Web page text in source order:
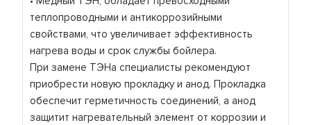
теплопроводными и антикоррозийными
свойствами, что увеличивает эффективность
нагрева воды и срок службы бойлера.
При замене ТЭНа специалисты рекомендуют
приобрести новую прокладку и анод. Прокладка
обеспечит герметичность соединений, а анод
защитит нагревательный элемент от коррозии и